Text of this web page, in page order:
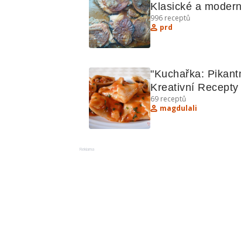
Klasické a
recepty
996 receptů
prd
"Kuchařka:
Kreativní Recepty
Fazolemi, Kuřecím
Masem a
69 receptů
magdulali
Reklama